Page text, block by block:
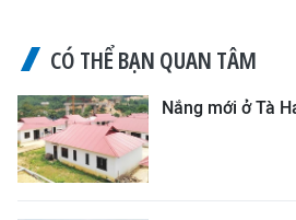
CÓ THỂ BẠN QUAN TÂM
Nắng mới ở Tà